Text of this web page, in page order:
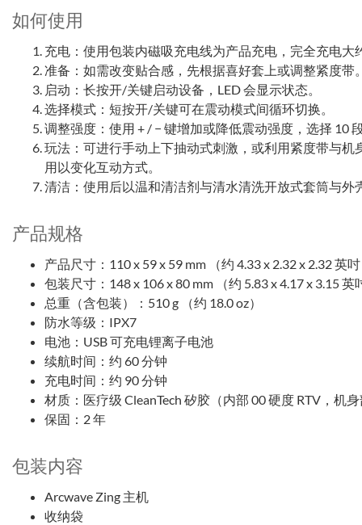
如何使用
充电：使用包装内磁吸充电线为产品充电，完全充电大
准备：如需改变贴合感，先根据喜好套上或调整紧度带
启动：长按开/关键启动设备，LED 会显示状态。
选择模式：短按开/关键可在震动模式间循环切换。
调整强度：使用 + / − 键增加或降低震动强度，选择 10
玩法：可进行手动上下抽动式刺激，或利用紧度带与
用以变化互动方式。
清洁：使用后以温和清洁剂与清水清洗开放式套筒与
产品规格
产品尺寸：110 x 59 x 59 mm （约 4.33 x 2.32 x 2.32 英
包装尺寸：148 x 106 x 80 mm （约 5.83 x 4.17 x 3.15 英
总重（含包装）：510 g （约 18.0 oz）
防水等级：IPX7
电池：USB 可充电锂离子电池
续航时间：约 60 分钟
充电时间：约 90 分钟
材质：医疗级 CleanTech 矽胶（内部 00 硬度 RTV，机
保固：2 年
包装内容
Arcwave Zing 主机
收纳袋